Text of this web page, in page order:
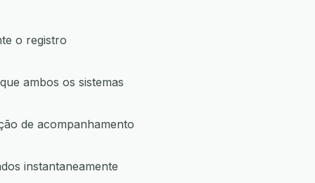
o registro
ambos os sistemas
de acompanhamento
instantaneamente